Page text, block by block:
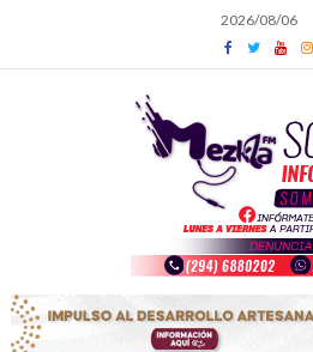
content
2026/08/06